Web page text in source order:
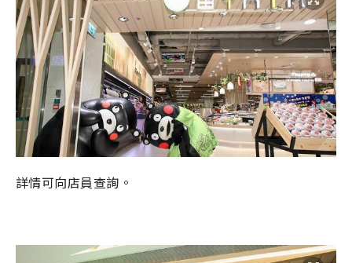
詳情可向店員查詢。